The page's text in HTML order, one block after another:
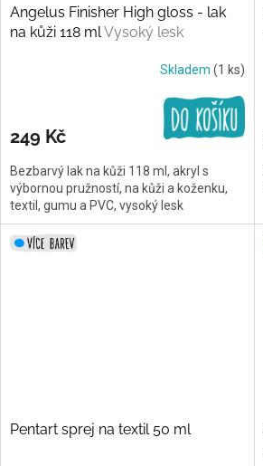
Angelus Finisher High gloss - lak
na kůži 118 mlVysoký lesk
Skladem (1 ks)
249 Kč
Bezbarvý lak na kůži 118 ml, akryl s
výbornou pružností, na kůži a koženku,
textil, gumu a PVC, vysoký lesk
Pentart sprej na textil 50 ml